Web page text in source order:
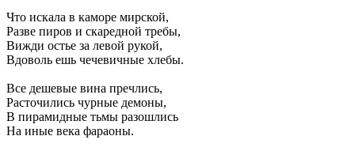
Что искала в каморе мирской,
Разве пиров и скаредной требы,
Вижди остье за левой рукой,
Вдоволь ешь чечевичные хлебы.
Все дешевые вина пречлись,
Расточились чурные демоны,
В пирамидные тьмы разошлись
На иные века фараоны.